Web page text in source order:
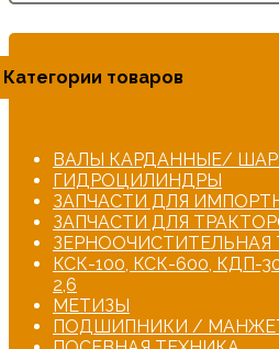
Категории товаров
ВАЛЫ КАРДАННЫЕ/
ГИДРОЦИЛИНДРЫ
ЗАПЧАСТИ ДЛЯ
ЗАПЧАСТИ ДЛЯ
ЗЕРНООЧИСТИТЕЛЬНАЯ
КСК-100, КСК-600, КДП-
2,6
МЕТИЗЫ
ПОДШИПНИКИ /